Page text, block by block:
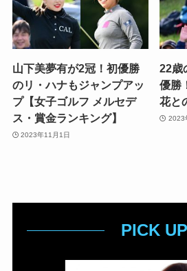
山下美夢有が2冠！初優勝
のリ・ハナもジャンプアッ
プ【女子ゴルフ メルセデ
ス・賞金ランキング】
2023年11月1日
22歳
優勝
花と
2023
PICK UP